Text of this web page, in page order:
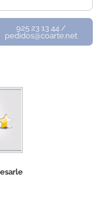
925 23 13 44 /
pedidos@coarte.net